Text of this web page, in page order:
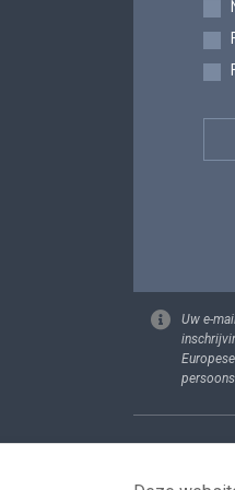
Uw e-
Footer